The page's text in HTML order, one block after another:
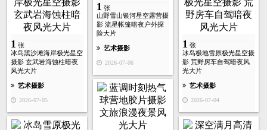
1 张
山野雪山银河星空露营摄
影 流星帐篷暗夜户外探
险大片
艺术摄影
2026-07-06
1 张
冰岛黑沙滩海岸极光星空
摄影 玄武岩海蚀柱暗夜
风光大片
艺术摄影
2026-07-05
1 张
冰岛极地雪原极光星空摄
影 荒野房车自驾暗夜风
光大片
艺术摄影
2026-07-04